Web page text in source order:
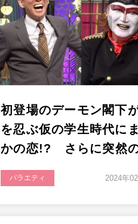
初登場のデーモン閣下
を忍ぶ仮の学生時代に
かの恋!? さらに突然
バラエティ 2024年